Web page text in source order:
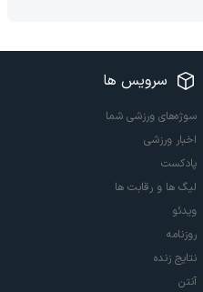
سرویس ها
سوژه‌های ورزشی شما
اخبار ورزشی
پادکست
لیگ ها و رقابت ها
ویدئو
روزنامه
نتایج زنده
آنتن